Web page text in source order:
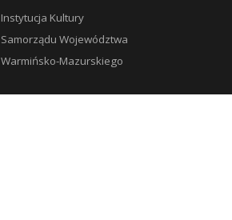
Instytucja Kultury
Samorządu Województwa
Warmińsko-Mazurskiego